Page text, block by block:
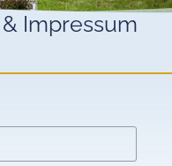
Impressum